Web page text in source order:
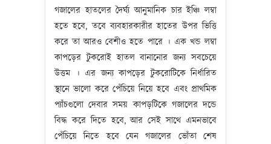
গজালের হাতলের দৈর্ঘ্য আনুমানিক চার ইঞ্চি লম্বা
হতে হবে, তবে ব্যবহারকারীর হাতের উপর ভিত্তি
করে তা আরও বেশীও হতে পারে । এক খন্ড লম্বা
কাপড়ের টুকরোই হাতল বানানোর জন্য সবচেয়ে
উত্তম । এর জন্য কাপড়ের টুকরোটিকে নির্ধারিত
স্থানে ভালো করে পেঁচিয়ে নিয়ে হবে এবং প্রাথমিক
প্যাঁচগুলো দেবার সময় কাপড়টিকে গজালের দন্ডে
বিদ্ধ করে দিতে হবে, আর সেই সাথে এমনভাবে
পেঁচিয়ে নিতে হবে যেন গজালের ভোঁতা শেষ